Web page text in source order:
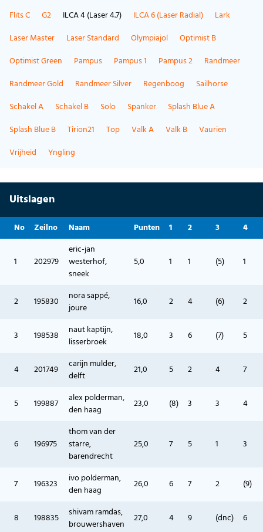
Flits C
G2 ILCA 4 (Laser 4.7) ILCA 6 (Laser Radial)
Lark
Laser Master
Laser Standard Olympiajol
Optimist B
Optimist Green
Pampus Pampus 1 Pampus 2
Randmeer
Randmeer Gold
Randmeer Silver Regenboog
Sailhorse
Schakel A
Schakel B Solo Spanker
Splash Blue A
Splash Blue B
Tirion21 Top Valk A Valk B
Vaurien
Vrijheid
Yngling
Uitslagen
No Zeilno Naam Punten 1 2 3 4
1 202979
eric-jan
westerhof,
sneek
5,0 1 1 (5) 1
2 195830
nora sappé,
joure
16,0 2 4 (6) 2
3 198538
naut kaptijn,
lisserbroek
18,0 3 6 (7) 5
4 201749
carijn mulder,
delft
21,0 5 2 4 7
5 199887
alex polderman,
den haag
23,0 (8) 3 3 4
6 196975
thom van der
starre,
barendrecht
25,0 7 5 1 3
7 196323
ivo polderman,
den haag
26,0 6 7 2 (9)
8 198835
shivam ramdas,
brouwershaven
27,0 4 9 (dnc) 6